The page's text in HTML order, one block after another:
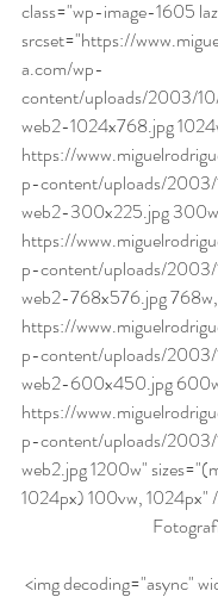
class="wp-image-1605
srcset="https://
a.com/wp-
content/uploads/2003/
web2-1024x768.jpg
https://
p-content/uploads/
web2-300x225.jpg
https://
p-content/uploads/
web2-768x576.jpg 768w,
https://
p-content/uploads/
web2-600x450.jpg
https://
p-content/uploads/
web2.jpg 1200w"
1024px) 100vw, 1024px"